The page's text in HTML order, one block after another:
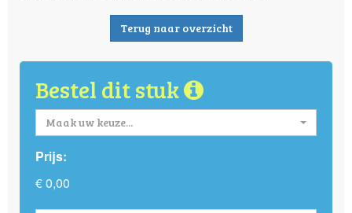
Terug naar overzicht
Bestel dit stuk
Maak uw keuze...
Prijs:
€ 0,00